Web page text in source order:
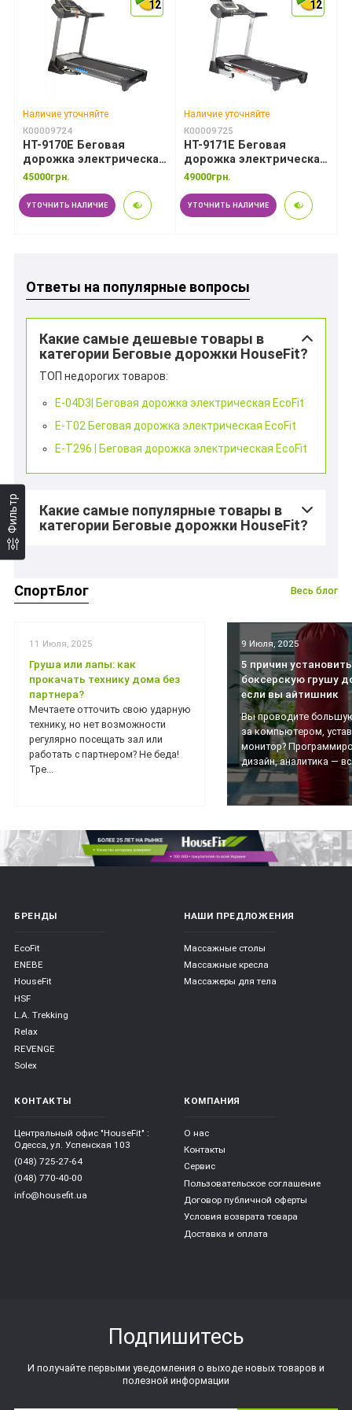
Фильтр
12
12
12
Наличие уточняйте
К00009724
HT-9170E Беговая
дорожка электрическая
HouseFit
45000грн.
УТОЧНИТЬ НАЛИЧИЕ
12
12
12
Наличие уточняйте
К00009725
HT-9171E Беговая
дорожка электрическая
HouseFit
49000грн.
УТОЧНИТЬ НАЛИЧИЕ
Ответы на популярные вопросы
Какие самые дешевые товары в
категории Беговые дорожки HouseFit?
ТОП недорогих товаров:
E-04D3| Беговая дорожка электрическая EcoFit
E-T02 Беговая дорожка электрическая EcoFit
E-T296 | Беговая дорожка электрическая EcoFit
Какие самые популярные товары в
категории Беговые дорожки HouseFit?
СпортБлог Весь блог
11 Июля, 2025
Груша или лапы: как
прокачать технику дома без
партнера?
Мечтаете отточить свою ударную
технику, но нет возможности
регулярно посещать зал или
работать с партнером? Не беда!
Тре...
9 Июля, 2025
5 причин установить
боксерскую грушу
если вы айтишник
Вы проводите
за компьютером,
монитор?
дизайн, аналитика —
БРЕНДЫ
EcoFit
ENEBE
HouseFit
HSF
L.A. Trekking
Relax
REVENGE
Solex
НАШИ ПРЕДЛОЖЕНИЯ
Массажные столы
Массажные кресла
Массажеры для тела
КОНТАКТЫ
Центральный офис "HouseFit" :
Одесса, ул. Успенская 103
(048) 725-27-64
(048) 770-40-00
info@housefit.ua
КОМПАНИЯ
О нас
Контакты
Сервис
Пользовательское соглашение
Договор публичной оферты
Условия возврата товара
Доставка и оплата
Подпишитесь
И получайте первыми уведомления о выходе новых товаров и
полезной информации
*